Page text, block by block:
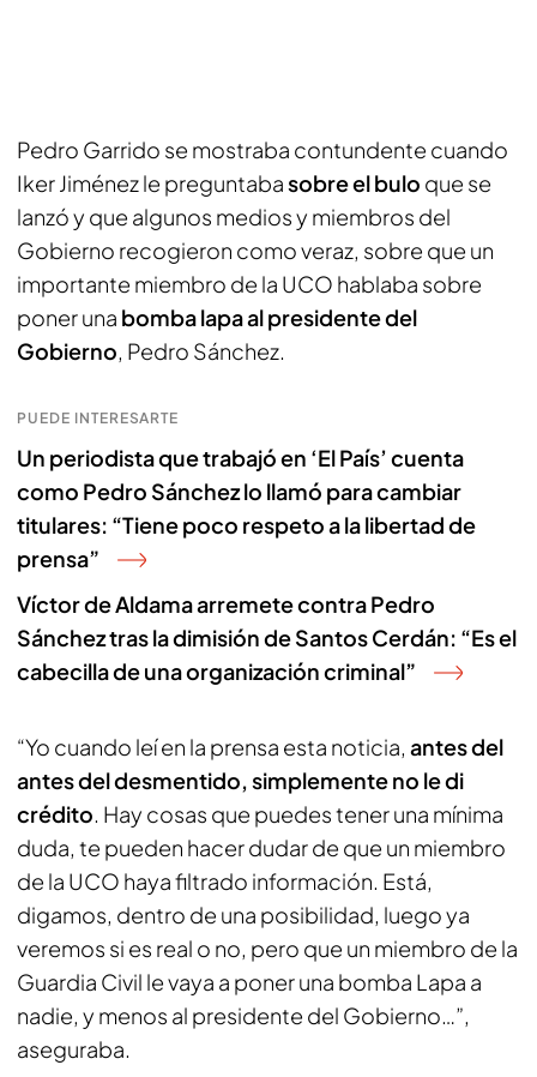
Pedro Garrido se mostraba contundente cuando
Iker Jiménez le preguntabasobre el bulo que se
lanzó y que algunos medios y miembros del
Gobierno recogieron como veraz, sobre que un
importante miembro de la UCO hablaba sobre
poner una bomba lapa al presidente del
Gobierno, Pedro Sánchez.
PUEDE INTERESARTE
Un periodista que trabajó en ‘El País’ cuenta
como Pedro Sánchez lo llamó para cambiar
titulares: “Tiene poco respeto a la libertad de
prensa”
Víctor de Aldama arremete contra Pedro
Sánchez tras la dimisión de Santos Cerdán: “Es el
cabecilla de una organización criminal”
“Yo cuando leí en la prensa esta noticia, antes del
antes del desmentido, simplemente no le di
crédito. Hay cosas que puedes tener una mínima
duda, te pueden hacer dudar de que un miembro
de la UCO haya filtrado información. Está,
digamos, dentro de una posibilidad, luego ya
veremos si es real o no, pero que un miembro de la
Guardia Civil le vaya a poner una bomba Lapa a
nadie, y menos al presidente del Gobierno…”,
aseguraba.